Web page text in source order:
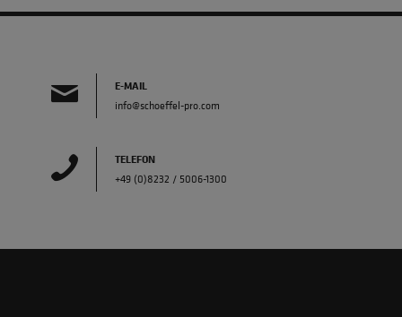
E-MAIL
info@schoeffel-pro.com
TELEFON
+49 (0)8232 / 5006-1300